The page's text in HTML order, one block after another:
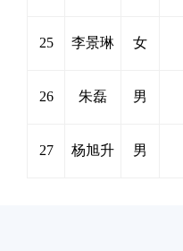
25 李景琳 女
26 朱磊 男
27 杨旭升 男